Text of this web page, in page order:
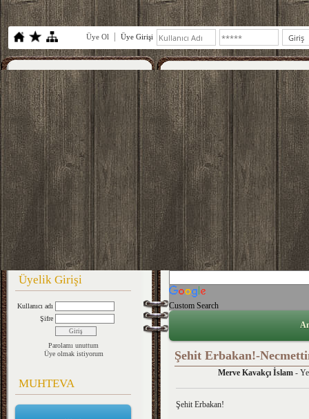
Üye Ol Üye Girişi
Üyelik Girişi
Kullanıcı adı
Şifre
Parolamı unuttum
Üye olmak istiyorum
MUHTEVA
Custom Search
Şehit Erbakan!-
Merve Kavakçı İslam -
Şehit Erbakan!